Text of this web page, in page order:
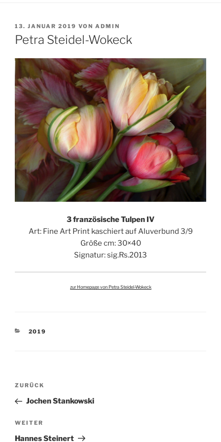
VERÖFFENTLICHT
AM
13. JANUAR 2019 VON ADMIN
Petra Steidel-Wokeck
3 französische Tulpen IV
Art: Fine Art Print kaschiert auf Aluverbund 3/9
Größe cm: 30×40
Signatur: sig.Rs.2013
zur Homepage von Petra Steidel-Wokeck
KATEGORIEN
2019
Beitragsnavigation
Vorheriger
Beitrag
ZURÜCK
Jochen Stankowski
Nächster
Beitrag
WEITER
Hannes Steinert